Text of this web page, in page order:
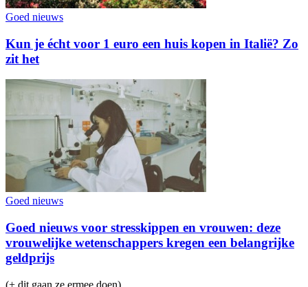
Goed nieuws
Kun je écht voor 1 euro een huis kopen in Italië? Zo
zit het
Goed nieuws
Goed nieuws voor stresskippen en vrouwen: deze
vrouwelijke wetenschappers kregen een belangrijke
geldprijs
(+ dit gaan ze ermee doen)